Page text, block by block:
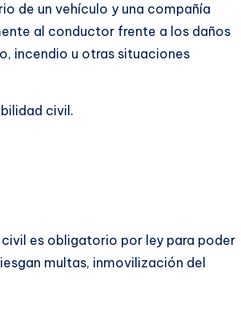
de un vehículo y una compañía
al conductor frente a los daños
incendio u otras situaciones
civil.
civil es obligatorio por ley para poder
multas, inmovilización del